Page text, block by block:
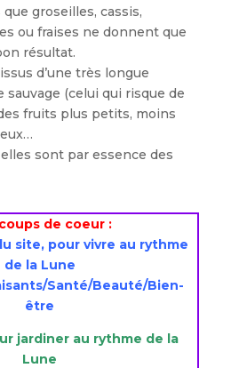
groseilles, cassis,
ou fraises ne donnent que
résultat.
d’une très longue
(celui qui risque de
fruits plus petits, moins
sont par essence des
de coeur :
site, pour vivre au rythme
de la Lune
Santé/Beauté/Bien-
être
jardiner au rythme de la
Lune